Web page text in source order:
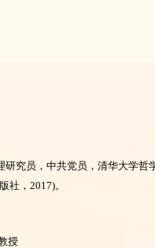
究员，中共党员，清华大学
社，2017)。
授